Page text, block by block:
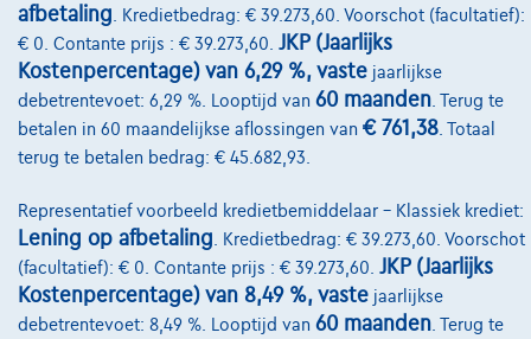
afbetaling . Kredietbedrag: € 39.273,60. Voorschot (facultatief):
€ 0. Contante prijs : € 39.273,60. JKP (Jaarlijks
Kostenpercentage) van 6,29 %, vaste jaarlijkse
debetrentevoet: 6,29 %. Looptijd van 60 maanden . Terug te
betalen in 60 maandelijkse aflossingen van € 761,38 . Totaal
terug te betalen bedrag: € 45.682,93.
Representatief voorbeeld kredietbemiddelaar – Klassiek krediet:
Lening op afbetaling . Kredietbedrag: € 39.273,60. Voorschot
(facultatief): € 0. Contante prijs : € 39.273,60. JKP (Jaarlijks
Kostenpercentage) van 8,49 %, vaste jaarlijkse
debetrentevoet: 8,49 %. Looptijd van 60 maanden . Terug te
Wie zijn we
Kwaliteitscharter
Onze dealers
Onze partners
Onze team
Contact